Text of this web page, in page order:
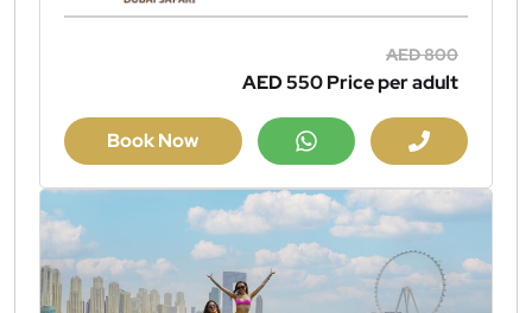
AED 800
AED 550Price per adult
Book Now